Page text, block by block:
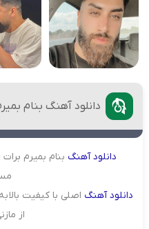
دانلود آهنگ بنام
دانلودآهنگ بنام بمیرم
دانلودآهنگ اصلی با کیفیت
از